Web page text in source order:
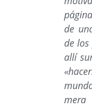
de
de los
allí